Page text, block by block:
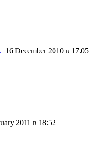
16 December 2010 в 17:05
2011 в 18:52